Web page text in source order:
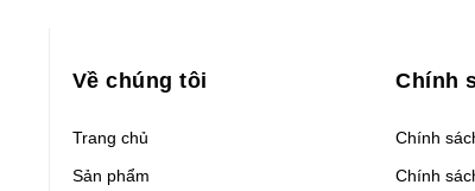
Về chúng tôi
Trang chủ
Sản phẩm
Chính
Chính
Chính